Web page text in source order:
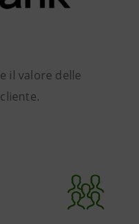
il valore delle